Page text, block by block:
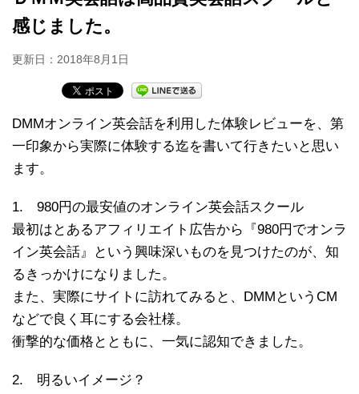
感じました。
更新日： 2018年8月1日
DMMオンライン英会話を利用した体験レビューを、第
一印象から実際に体験する迄を書いて行きたいと思い
ます。
1. 980円の最安値のオンライン英会話スクール
最初はとあるアフィリエイト広告から『980円でオンラ
イン英会話』という興味深いものを見つけたのが、知
るきっかけになりました。
また、実際にサイトに訪れてみると、DMMというCM
などで良く耳にする会社様。
衝撃的な価格とともに、一気に認知できました。
2. 明るいイメージ？